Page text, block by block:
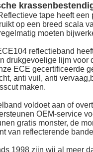
tape heeft
op een breed scala
moeten
reflectieband
drukgevoelige lijm
ECE gecertificeerde
anti vuil, anti
maken.
voldoet aan of
OEM-service
gratis monster, de
van reflecterende
1998 zijn wij al meer